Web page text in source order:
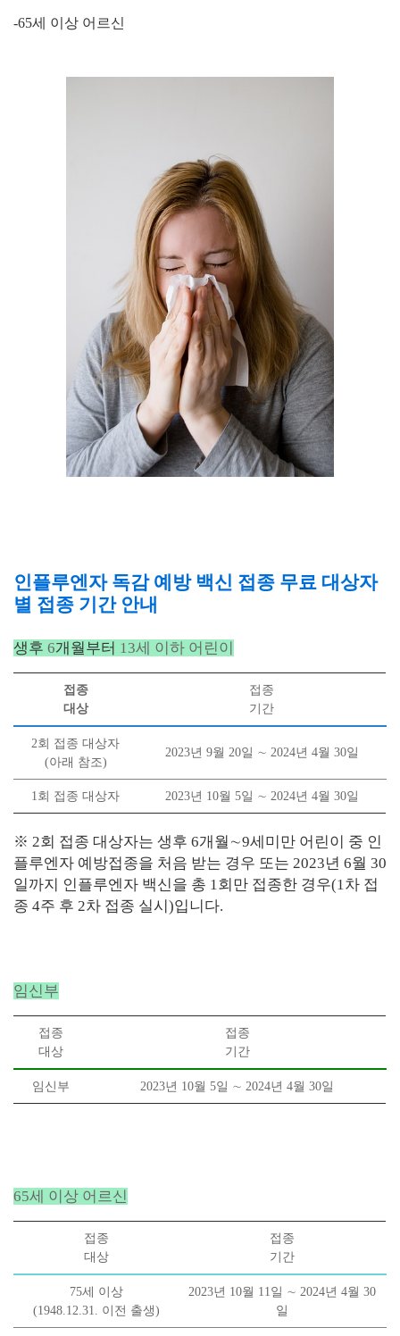
-65세 이상 어르신
인플루엔자 독감 예방 백신 접종 무료 대상자
별 접종 기간 안내
생후 6개월부터 13세 이하 어린이
접종
대상
접종
기간
2회 접종 대상자
(아래 참조)
2023년 9월 20일 ∼ 2024년 4월 30일
1 회 접종 대상자 2023년 10월 5일 ∼ 2024년 4월 30일
※ 2회 접종 대상자는 생후 6개월 ∼9세미만 어린이 중 인
플루엔자 예방접종을 처음 받는 경우 또는 2023년 6월 30
일까지 인플루엔자 백신을 총 1 회만 접종한 경우(1 차 접
종 4주 후 2차 접종 실시)입니다.
임신부
접종
대상
접종
기간
임신부 2023년 10월 5일 ∼ 2024년 4월 30일
65세 이상 어르신
접종
대상
접종
기간
75세 이상
(1948.12.31. 이전 출생)
2023년 10월 11 일 ∼ 2024년 4월 30
일